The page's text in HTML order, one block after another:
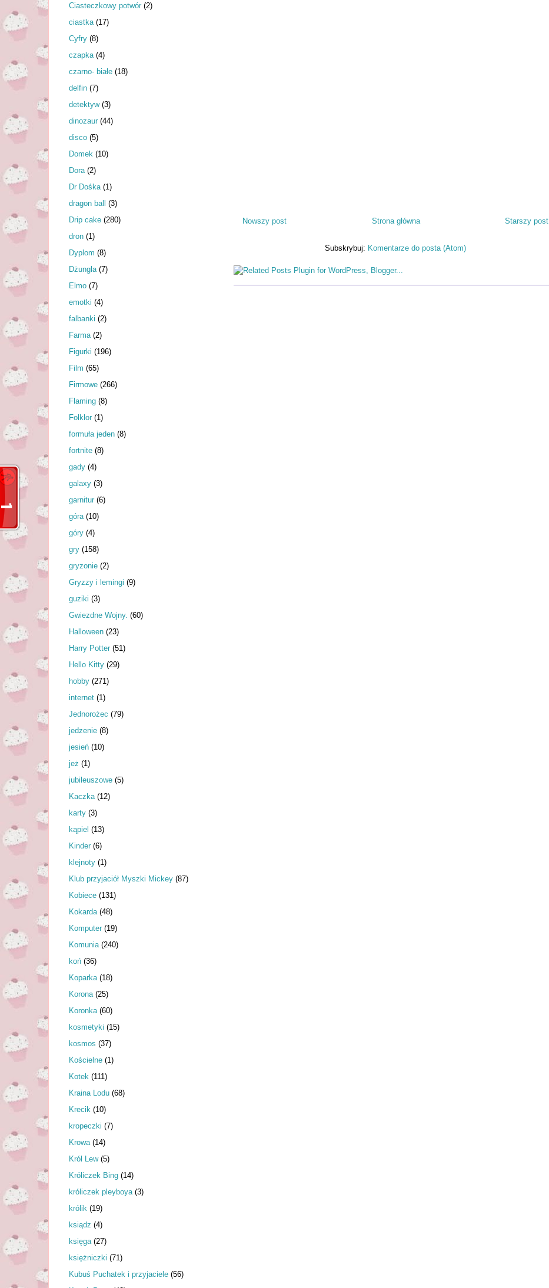
Nowszy post Starszy post
Strona główna
Subskrybuj: Komentarze do posta (Atom)
Ciasteczkowy potwór (2)
ciastka (17)
Cyfry (8)
czapka (4)
czarno- białe (18)
delfin (7)
detektyw (3)
dinozaur (44)
disco (5)
Domek (10)
Dora (2)
Dr Dośka (1)
dragon ball (3)
Drip cake (280)
dron (1)
Dyplom (8)
Dżungla (7)
Elmo (7)
emotki (4)
falbanki (2)
Farma (2)
Figurki (196)
Film (65)
Firmowe (266)
Flaming (8)
Folklor (1)
formuła jeden (8)
fortnite (8)
gady (4)
galaxy (3)
garnitur (6)
góra (10)
góry (4)
gry (158)
gryzonie (2)
Gryzzy i lemingi (9)
guziki (3)
Gwiezdne Wojny. (60)
Halloween (23)
Harry Potter (51)
Hello Kitty (29)
hobby (271)
internet (1)
Jednorożec (79)
jedzenie (8)
jesień (10)
jeż (1)
jubileuszowe (5)
Kaczka (12)
karty (3)
kąpiel (13)
Kinder (6)
klejnoty (1)
Klub przyjaciół Myszki Mickey (87)
Kobiece (131)
Kokarda (48)
Komputer (19)
Komunia (240)
koń (36)
Koparka (18)
Korona (25)
Koronka (60)
kosmetyki (15)
kosmos (37)
Kościelne (1)
Kotek (111)
Kraina Lodu (68)
Krecik (10)
kropeczki (7)
Krowa (14)
Król Lew (5)
Króliczek Bing (14)
króliczek pleyboya (3)
królik (19)
ksiądz (4)
księga (27)
księżniczki (71)
Kubuś Puchatek i przyjaciele (56)